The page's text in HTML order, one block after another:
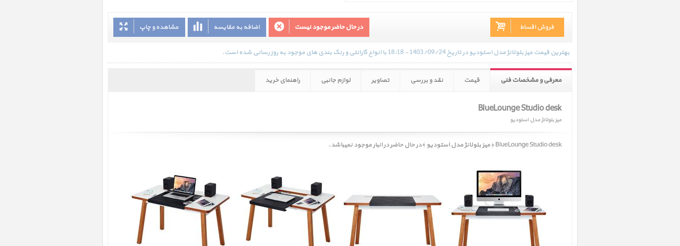
مشاهده و چاپ اضافه به مقایسه در حال حاضر موجود نیست فروش اقساط
بهترین قیمت میز بلولانژ مدل استودیو در تاریخ 1403/09/24 - 18:18 با انواع گارانتی و رنگ بندی های موجود به روز رسانی شده است.
معرفی و مشخصات فنی قیمت نقد و بررسی تصاویر لوازم جانبی راهنمای خرید
BlueLounge Studio desk
میز بلولانژ مدل استودیو
BlueLounge Studio desk ﴿ میز بلولانژ مدل استودیو ﴾ در حال حاضر در انبار موجود نمیباشد.